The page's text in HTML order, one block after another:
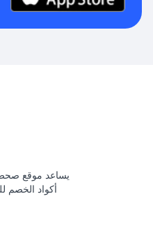
يساعد موقع
أكواد الخصم